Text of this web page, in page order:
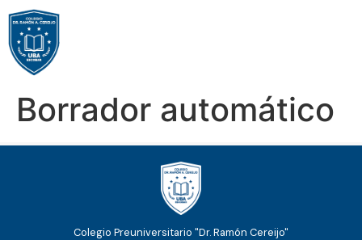
Borrador automático
Colegio Preuniversitario "Dr. Ramón Cereijo"